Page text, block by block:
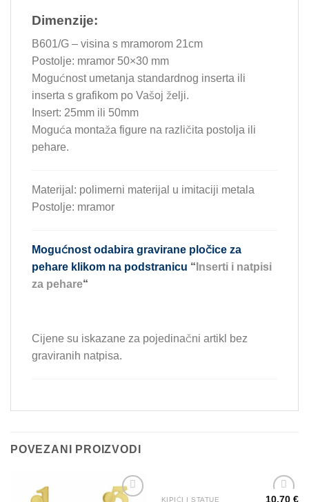
Dimenzije:
B601/G – visina s mramorom 21cm
Postolje: mramor 50×30 mm
Mogućnost umetanja standardnog inserta ili
inserta s grafikom po Vašoj želji.
Insert: 25mm ili 50mm
Moguća montaža figure na različita postolja ili
pehare.
Materijal: polimerni materijal u imitaciji metala
Postolje: mramor
Mogućnost odabira gravirane pločice za
pehare klikom na podstranicu “ Inserti i natpisi
za pehare“
Cijene su iskazane za pojedinačni artikl bez
graviranih natpisa.
POVEZANI PROIZVODI
KIPIĆI I STATUE 10.70€